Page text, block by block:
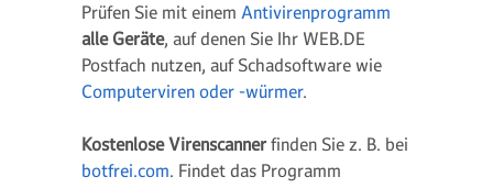
Prüfen Sie mit einem Antivirenprogramm
alle Geräte, auf denen Sie Ihr WEB.DE
Postfach nutzen, auf Schadsoftware wie
Computerviren oder -würmer.
Kostenlose Virenscanner finden Sie z. B. bei
botfrei.com. Findet das Programm